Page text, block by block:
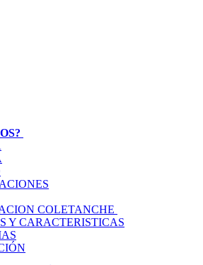
COLETANCHE
Y CARACTERISTICAS